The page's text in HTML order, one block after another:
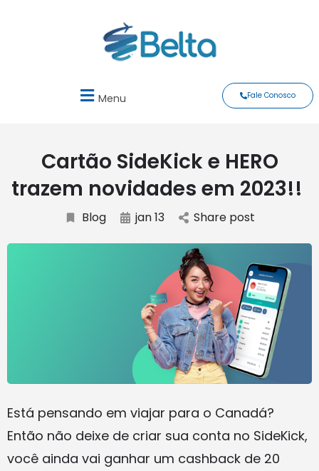
Menu Fale Conosco
Cartão SideKick e HERO
trazem novidades em 2023!!
Blog jan 13 Share post
Está pensando em viajar para o Canadá?
Então não deixe de criar sua conta no SideKick,
você ainda vai ganhar um cashback de 20